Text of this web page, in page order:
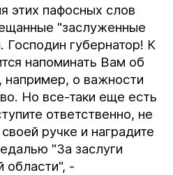
этих пафосных слов
"заслуженные
Господин губернатор! К
напоминать Вам об
например, о важности
Но все-таки еще есть
ответственно, не
ручке и наградите
"За заслуги
области", -